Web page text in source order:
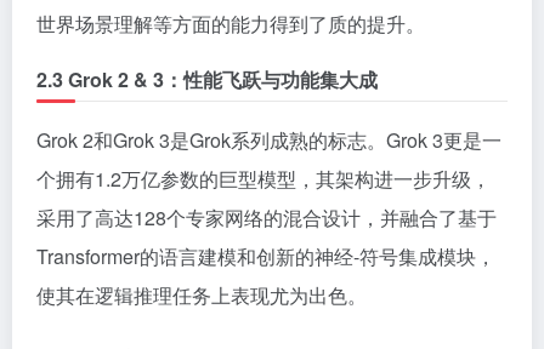
世界场景理解等方面的能力得到了质的提升。
2.3 Grok 2 & 3：性能飞跃与功能集大成
Grok 2和Grok 3是Grok系列成熟的标志。Grok 3更是一
个拥有1.2万亿参数的巨型模型，其架构进一步升级，
采用了高达128个专家网络的混合设计，并融合了基于
Transformer的语言建模和创新的神经-符号集成模块，
使其在逻辑推理任务上表现尤为出色。